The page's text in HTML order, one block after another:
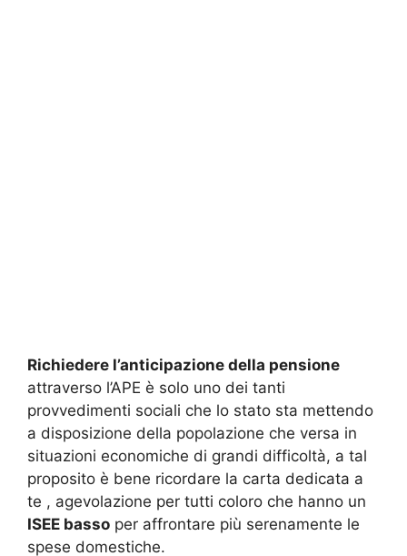
Richiedere l’anticipazione della pensione
attraverso l’APE è solo uno dei tanti
provvedimenti sociali che lo stato sta mettendo
a disposizione della popolazione che versa in
situazioni economiche di grandi difficoltà, a tal
proposito è bene ricordare la carta dedicata a
te , agevolazione per tutti coloro che hanno un
ISEE basso per affrontare più serenamente le
spese domestiche.